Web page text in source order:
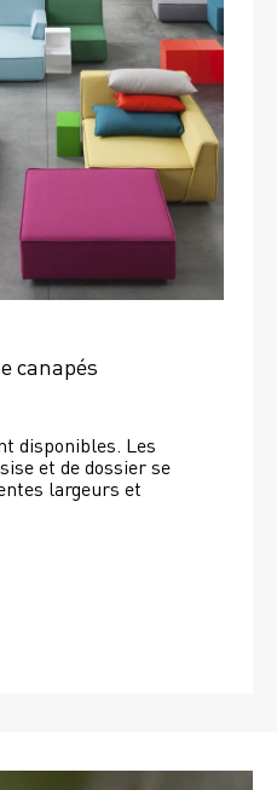
canapés
disponibles. Les
et de dossier se
largeurs et